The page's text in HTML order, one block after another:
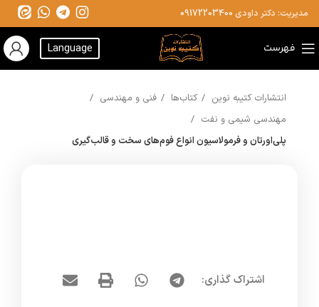
مدیریت: دکتر داودی 09172203400
فهرست Language
انتشارات کتیبه نوین کتاب‌ها
فنی و مهندسی
مهندسی شیمی و نفت
پلی‌اورتان و فرمولاسیون انواع فوم‌های سخت و قالب‌گیری
اشتراک گذاری: